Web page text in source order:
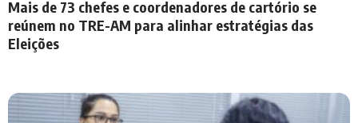
Mais de 73 chefes e coordenadores de cartório se
reúnem no TRE-AM para alinhar estratégias das
Eleições